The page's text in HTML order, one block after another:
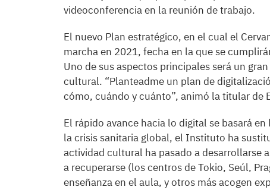
videoconferencia en la reunión de trabajo.
El nuevo Plan estratégico, en el cual el
marcha en 2021, fecha en la que se
Uno de sus aspectos principales será un
cultural. “Planteadme un plan de
cómo, cuándo y cuánto”, animó la titular de
El rápido avance hacia lo digital se basará
la crisis sanitaria global, el Instituto ha
actividad cultural ha pasado a desarrollarse
a recuperarse (los centros de Tokio, Seúl,
enseñanza en el aula, y otros más acogen